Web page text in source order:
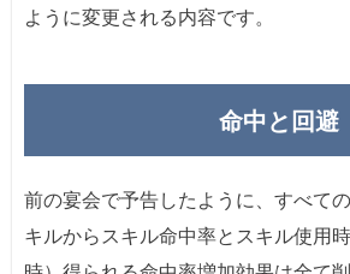
ように変更される内容です。
命中と回避
前の宴会で予告したように、すべて
キルからスキル命中率とスキル使用